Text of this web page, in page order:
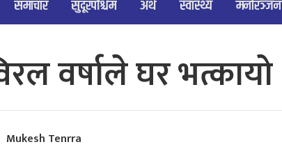
समाचार सुदूरपश्चिम अर्थ स्वास्थ्य मनोरञ्जन
वर्षाले घर भत्कायो
Mukesh Tenrra